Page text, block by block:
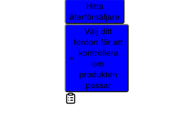
Hitta
återförsäljare
Välj ditt
fordon för att
kontrollera
om
produkten
passar